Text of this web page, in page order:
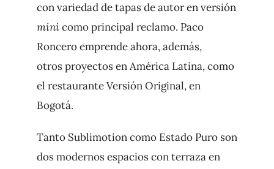
con variedad de tapas de autor en versión
mini como principal reclamo. Paco
Roncero emprende ahora, además,
otros proyectos en América Latina, como
el restaurante Versión Original, en
Bogotá.
Tanto Sublimotion como Estado Puro son
dos modernos espacios con terraza en